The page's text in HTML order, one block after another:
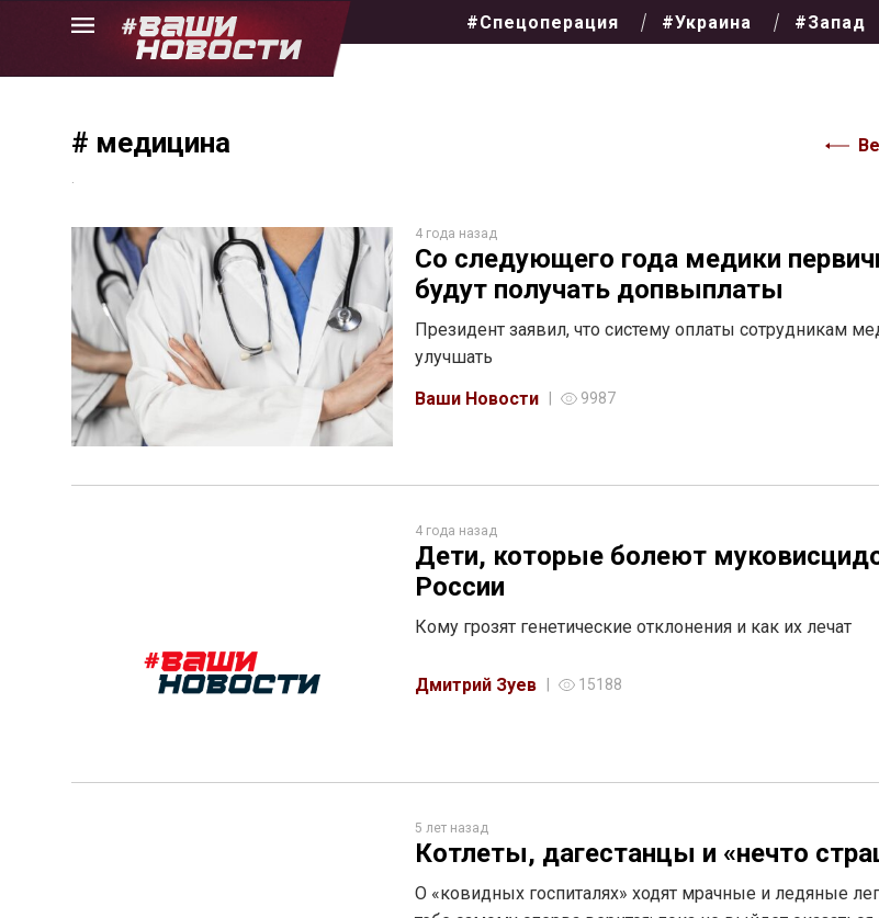
Skip
#Спецоперация #Украина #Запад
# медицина
4 года назад
Со следующего года медики
будут получать допвыплаты
Президент заявил, что систему оплаты сотрудникам
улучшать
Ваши Новости
9987
4 года назад
Дети, которые болеют
России
Кому грозят генетические отклонения и как их лечат
Дмитрий Зуев 15188
5 лет назад
Котлеты, дагестанцы и «нечто
О «ковидных госпиталях» ходят мрачные и ледяные